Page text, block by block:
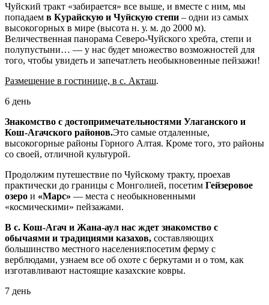
Чуйский тракт «забирается» все выше, и вместе с ним, мы
попадаем в Курайскую и Чуйскую степи – одни из самых
высокогорных в мире (высота н. у. м. до 2000 м).
Величественная панорама Северо-Чуйского хребта, степи и
полупустыни… — у нас будет множество возможностей для
того, чтобы увидеть и запечатлеть необыкновенные пейзажи!
Размещение в гостинице, в с. Акташ.
6 день
Знакомство с достопримечательностями Улаганского и
Кош-Агачского районов.Это самые отдаленные,
высокогорные районы Горного Алтая. Кроме того, это районы
со своей, отличной культурой.
Продолжим путешествие по Чуйскому тракту, проехав
практически до границы с Монголией, посетим Гейзеровое
озеро и «Марс» — места с необыкновенными
«космическими» пейзажами.
В с. Кош-Агач и Жана-аул нас ждет знакомство с
обычаями и традициями казахов, составляющих
большинство местного населения:посетим ферму с
верблюдами, узнаем все об охоте с беркутами и о том, как
изготавливают настоящие казахские ковры.
7 день